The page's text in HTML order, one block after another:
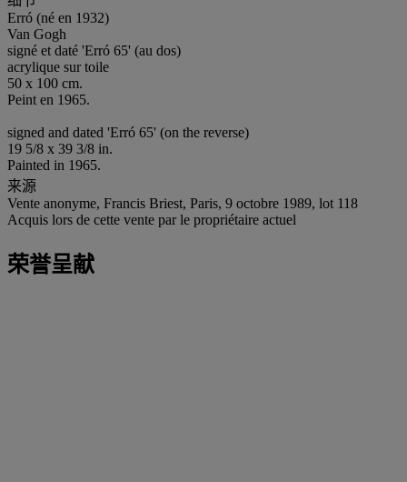
Erró (né en 1932)
Van Gogh
signé et daté 'Erró 65' (au dos)
acrylique sur toile
50 x 100 cm.
Peint en 1965.
signed and dated 'Erró 65' (on the reverse)
19 5/8 x 39 3/8 in.
Painted in 1965.
来源
Vente anonyme, Francis Briest, Paris, 9 octobre 1989, lot 118
Acquis lors de cette vente par le propriétaire actuel
荣誉呈献